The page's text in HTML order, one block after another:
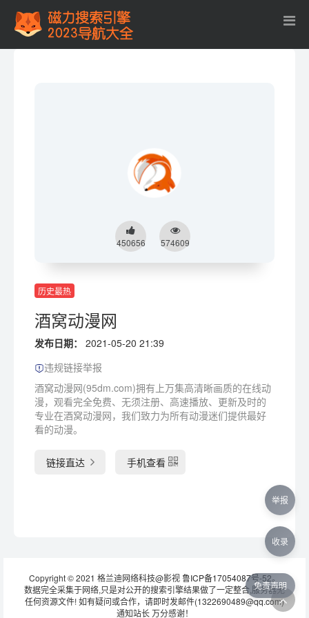
450656 574609
历史最热
酒窝动漫网
发布日期：
2021-05-20 21:39
违规链接举报
酒窝动漫网(95dm.com)拥有上万集高清晰画质的在线动
漫，观看完全免费、无须注册、高速播放、更新及时的
专业在酒窝动漫网，我们致力为所有动漫迷们提供最好
看的动漫。
链接直达 手机查看
Copyright © 2021 格兰迪网络科技@影视鲁ICP备17054087号-52。
数据完全采集于网络,只是对公开的搜索引擎结果做了一定整合,服务器无
任何资源文件! 如有疑问或合作，请即时发邮件(1322690489@qq.com)
通知站长 万分感谢！
免责声明
举报
收录